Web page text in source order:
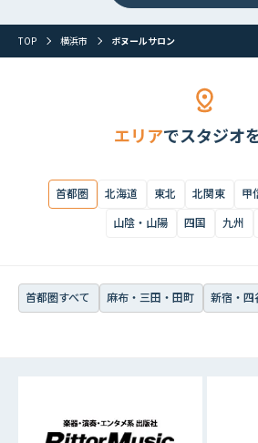
TOP 横浜市 ボヌールサロン
エリアでスタジオ
首都圏 北海道 東北 北関東 甲
山陰・山陽
四国 九州
首都圏すべて 麻布・三田・田町 新宿・四